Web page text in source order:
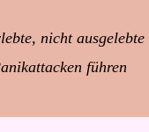
nicht ausgelebte
führen